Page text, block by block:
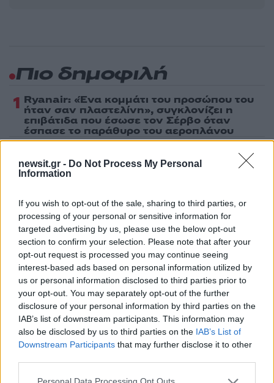
newsit.gr - Do Not Process My Personal
Information
If you wish to opt-out of the sale, sharing to third parties, or
processing of your personal or sensitive information for
targeted advertising by us, please use the below opt-out
section to confirm your selection. Please note that after your
opt-out request is processed you may continue seeing
interest-based ads based on personal information utilized by
us or personal information disclosed to third parties prior to
your opt-out. You may separately opt-out of the further
disclosure of your personal information by third parties on the
IAB’s list of downstream participants. This information may
also be disclosed by us to third parties on the IAB’s List of
Downstream Participants that may further disclose it to other
Please note that this website/app uses one or more Google
Πιο δημοφιλή
1 Ryanair: «Ένα κομμάτι του προσώπου του
ήταν σαν πλαστελίνη», συγκλονίζει η
επιβάτιδα που έσωσε τον Σέρβο όταν
έσπασε το παράθυρο του αεροπλάνου
Ανησυχία από το ξέσπασμα του ιού του
Δυτικού Νείλου με κρούσματα στην Αττική
- «Καμπανάκι» από τον Ιατρικό Σύλλογο
3Φωτιά σε κατάστημα στον Άλιμο –
Εκκενώθηκε πολυκατοικία
4Νέος «Αντεροβγάλτης» στο Λονδίνο βίαζε
και δολοφονούσε ιερόδουλες – Είχε
συλληφθεί και αφέθηκε ελεύθερος
5Με 40άρια κορυφώνεται το κύμα ζέστης -
Ποιες περιοχές βρίσκονται στο επίκεντρο
και μέχρι πότε θα κρατήσουν τα μελτέμια
Πιο σχολιασμένα